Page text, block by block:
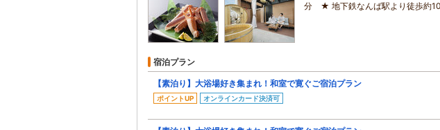
分 ★ 地下鉄なんば駅より徒歩約
宿泊プラン
【素泊り】大浴場好き集まれ！和室で寛ぐご宿泊プラン
ポイントUP オンラインカード決済可